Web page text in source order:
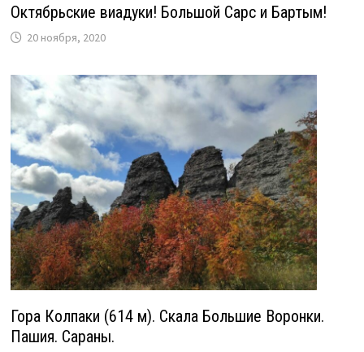
Октябрьские виадуки! Большой Сарс и Бартым!
20 ноября, 2020
Гора Колпаки (614 м). Скала Большие Воронки.
Пашия. Сараны.